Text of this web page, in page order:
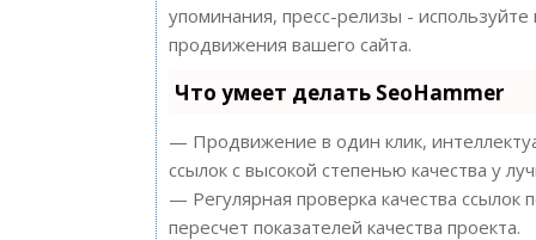
упоминания, пресс-релизы -
продвижения вашего сайта.
Что умеет делать SeoHammer
— Продвижение в один клик,
ссылок с высокой степенью качества у
— Регулярная проверка качества
пересчет показателей качества проекта.